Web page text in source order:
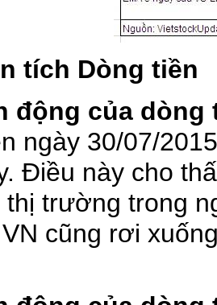
tích Dòng tiền
động của
ngày 30/07/
Điều này cho
thị trường trong
cũng rơi